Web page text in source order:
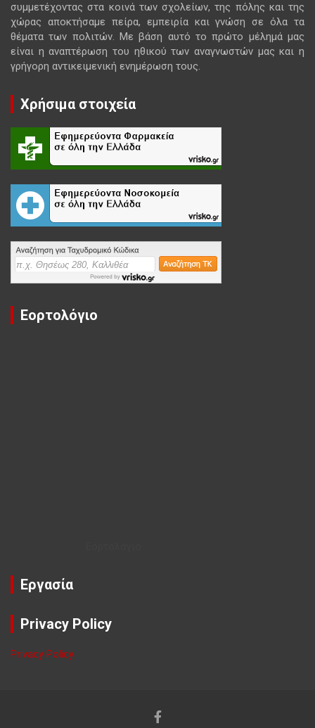
συμμετέχοντας στα κοινά των σχολείων, της πόλης και της
χώρας αποκτήσαμε πείρα, εμπειρία και γνώση σε όλα τα
θέματα των πολιτών. Με βάση αυτό το πρώτο μέλημά μας
είναι η αναπτέρωση του ηθικού των αναγνωστών μας και η
γρήγορη αντικειμενική ενημέρωση τους.
Χρήσιμα στοιχεία
Εορτολόγιο
Εργασία
Privacy Policy
Privacy Policy